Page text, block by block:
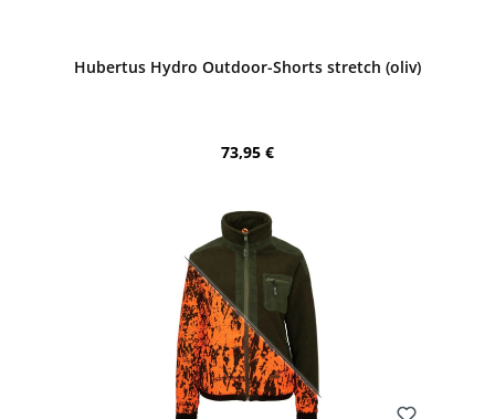
Hubertus Hydro Outdoor-Shorts stretch (oliv)
Regulärer Preis:
73,95 €